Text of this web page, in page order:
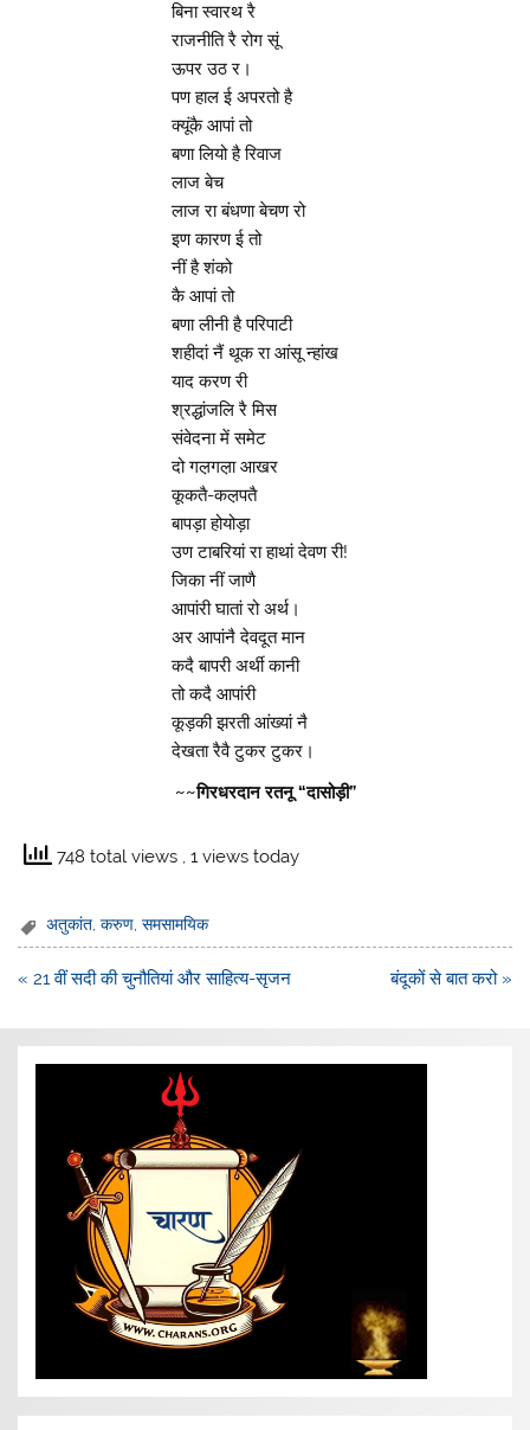
बिना स्वारथ रै
राजनीति रै रोग सूं
ऊपर उठ र।
पण हाल ई अपरतो है
क्यूंकै आपां तो
बणा लियो है रिवाज
लाज बेच
लाज रा बंधणा बेचण रो
इण कारण ई तो
नीं है शंको
कै आपां तो
बणा लीनी है परिपाटी
शहीदां नैं थूक रा आंसू न्हांख
याद करण री
श्रद्धांजलि रै मिस
संवेदना में समेट
दो गल़गल़ा आखर
कूकतै-कल़पतै
बापड़ा होयोड़ा
उण टाबरियां रा हाथां देवण री!
जिका नीं जाणै
आपांरी घातां रो अर्थ।
अर आपांनै देवदूत मान
कदै बापरी अर्थी कानी
तो कदै आपांरी
कूड़की झरती आंख्यां नै
देखता रैवै टुकर टुकर।
~~गिरधरदान रतनू “दासोड़ी”
748 total views , 1 views today
अतुकांत,करुण,समसामयिक
Post
« 21 वीं सदी की चुनौतियां और साहित्य-सृजन बंदूकों से बात करो »